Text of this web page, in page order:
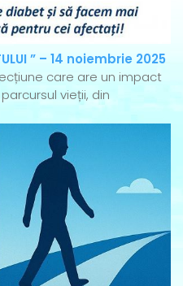
” – 14 noiembrie 2025
care are un impact
vieții, din